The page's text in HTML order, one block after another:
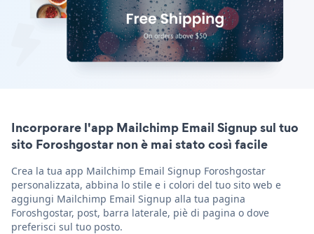
Incorporare l'app Mailchimp Email Signup sul tuo
sito Foroshgostar non è mai stato così facile
Crea la tua app Mailchimp Email Signup Foroshgostar
personalizzata, abbina lo stile e i colori del tuo sito web e
aggiungi Mailchimp Email Signup alla tua pagina
Foroshgostar, post, barra laterale, piè di pagina o dove
preferisci sul tuo posto.